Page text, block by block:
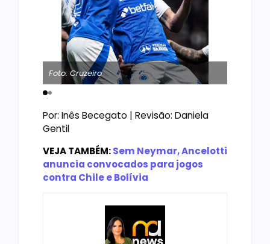
Foto: Cruzeiro
Por: Inês Becegato | Revisão: Daniela
Gentil
VEJA TAMBÉM:Sem Neymar, Ancelotti
anuncia convocados para jogos
contra Chile e Bolívia